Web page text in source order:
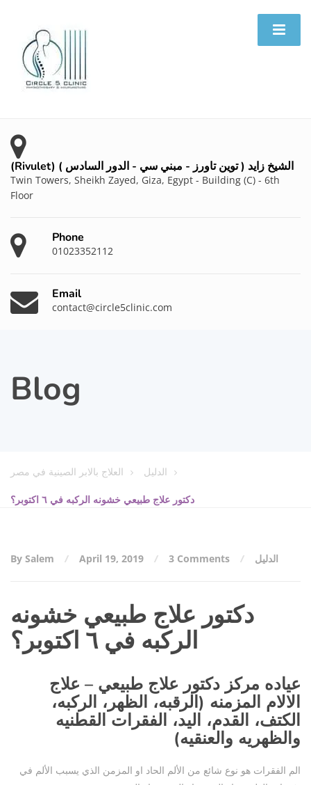
(Rivulet) الشيخ زايد ( توين تاورز - مبني سي - الدور السادس )
Twin Towers, Sheikh Zayed, Giza, Egypt - Building (C) - 6th
Floor
Phone
01023352112
Email
contact@circle5clinic.com
Blog
العلاج بالابر الصينية في مصر الدليل
دكتور علاج طبيعي خشونه الركبه في ٦ اكتوبر؟
By Salem April 19, 2019 3 Comments الدليل
دكتور علاج طبيعي خشونه
الركبه في ٦ اكتوبر؟
عياده مركز دكتور علاج طبيعي – علاج
الالام المزمنه (الرقبه، الظهر، الركبه،
الكتف، القدم، اليد، الفقرات القطنيه
والظهريه والعنقيه)
الم الفقرات هو نوع شائع من الألم الحاد او المزمن الذي يسبب الألم في